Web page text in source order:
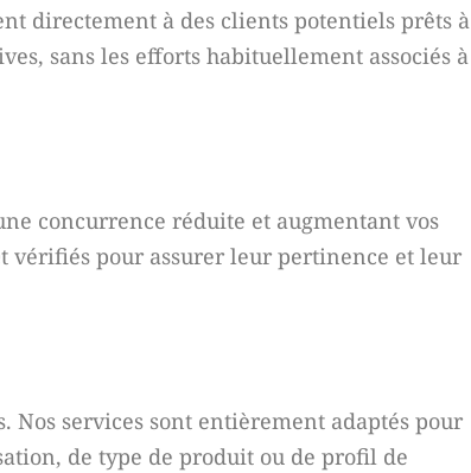
directement à des clients potentiels prêts à
sans les efforts habituellement associés à
concurrence réduite et augmentant vos
vérifiés pour assurer leur pertinence et leur
Nos services sont entièrement adaptés pour
de type de produit ou de profil de